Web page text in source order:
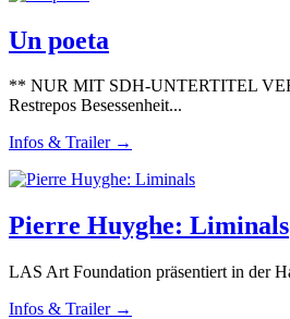
Un poeta
** NUR MIT SDH-UNTERTITEL
Restrepos Besessenheit...
Infos & Trailer →
Pierre Huyghe: Liminals
LAS Art Foundation präsentiert in der
Infos & Trailer →